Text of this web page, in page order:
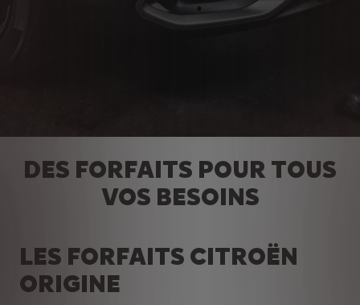
DES FORFAITS POUR TOUS
VOS BESOINS
LES FORFAITS CITROËN
ORIGINE